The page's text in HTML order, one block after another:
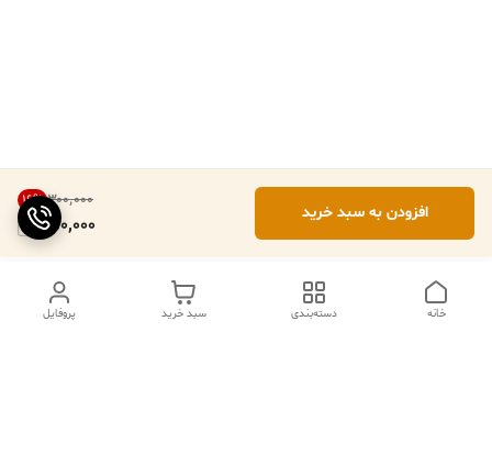
۳۰۰٬۰۰۰ 16%
250,000
افزودن به سبد خرید
پروفایل سبد خرید دسته‌بندی خانه